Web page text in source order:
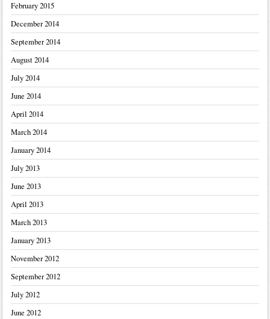
February 2015
December 2014
September 2014
August 2014
July 2014
June 2014
April 2014
March 2014
January 2014
July 2013
June 2013
April 2013
March 2013
January 2013
November 2012
September 2012
July 2012
June 2012